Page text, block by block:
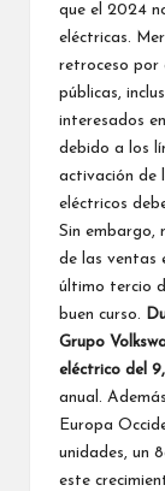
que el 2024
eléctricas.
retroceso por
públicas,
interesados
debido a los
activación de
eléctricos
Sin embargo,
de las ventas
último tercio
buen curso.
Grupo
eléctrico del
anual.
Europa
unidades, un
este